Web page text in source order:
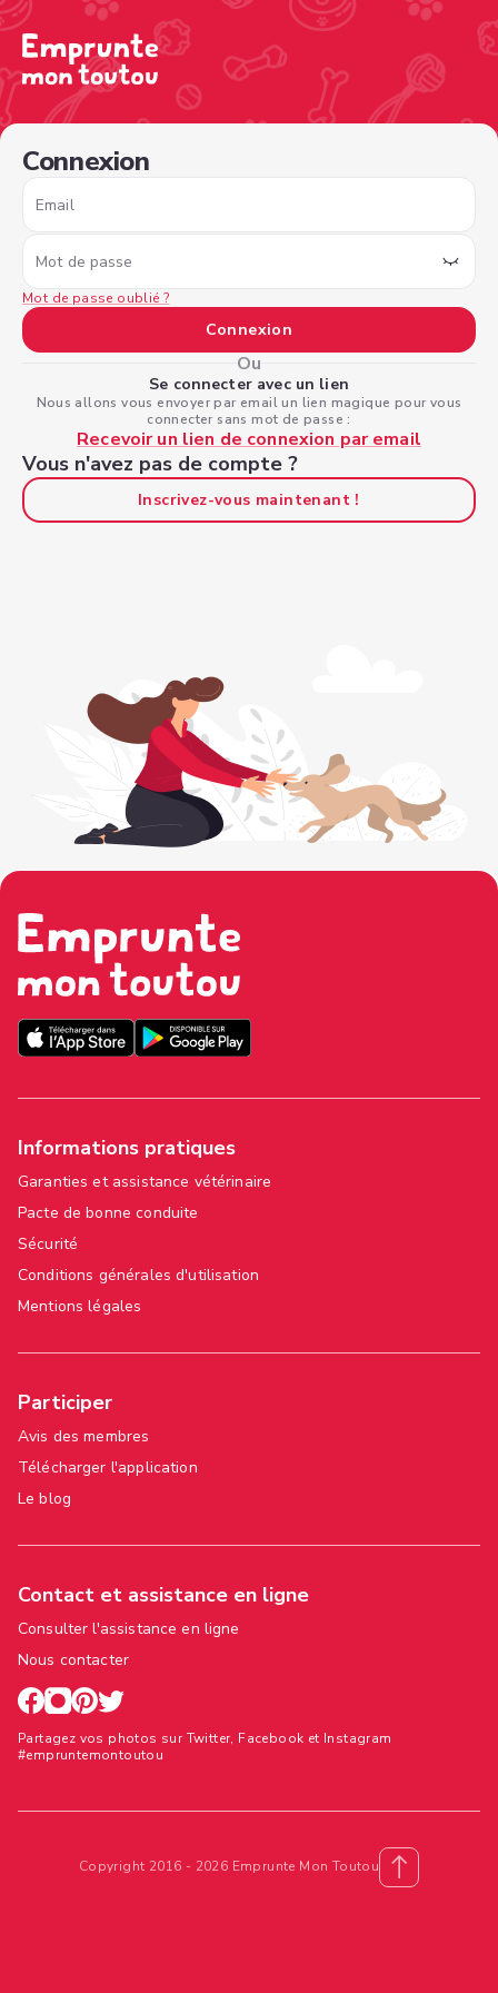
Connexion
Email
Mot de passe
Mot de passe oublié ?
Connexion
Ou
Se connecter avec un lien
Nous allons vous envoyer par email un lien magique pour vous
connecter sans mot de passe :
Recevoir un lien de connexion par email
Vous n'avez pas de compte ?
Inscrivez-vous maintenant !
Informations pratiques
Garanties et assistance vétérinaire
Pacte de bonne conduite
Sécurité
Conditions générales d'utilisation
Mentions légales
Participer
Avis des membres
Télécharger l'application
Le blog
Contact et assistance en ligne
Consulter l'assistance en ligne
Nous contacter
Partagez vos photos sur Twitter, Facebook et Instagram
#empruntemontoutou
Copyright 2016 - 2026 Emprunte Mon Toutou
/sign-in?nextPage=%2Fview-profile%2F7862182d-0670-